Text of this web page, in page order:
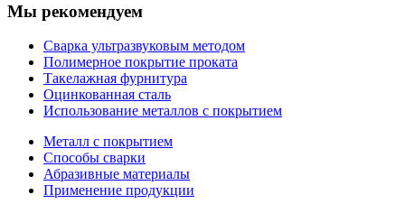
Мы рекомендуем
Сварка ультразвуковым методом
Полимерное покрытие проката
Такелажная фурнитура
Оцинкованная сталь
Использование металлов с покрытием
Металл с покрытием
Способы сварки
Абразивные материалы
Применение продукции